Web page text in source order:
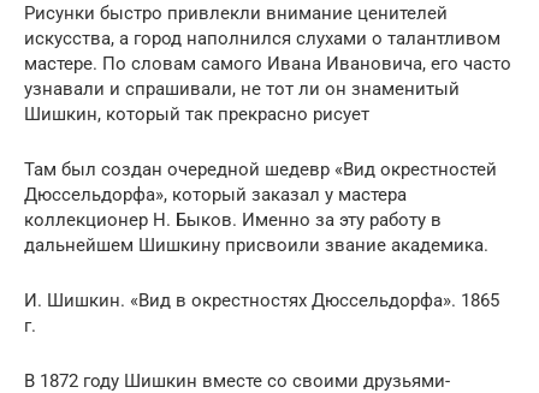
Рисунки быстро привлекли внимание ценителей
искусства, а город наполнился слухами о талантливом
мастере. По словам самого Ивана Ивановича, его часто
узнавали и спрашивали, не тот ли он знаменитый
Шишкин, который так прекрасно рисует
Там был создан очередной шедевр «Вид окрестностей
Дюссельдорфа», который заказал у мастера
коллекционер Н. Быков. Именно за эту работу в
дальнейшем Шишкину присвоили звание академика.
И. Шишкин. «Вид в окрестностях Дюссельдорфа». 1865
г.
В 1872 году Шишкин вместе со своими друзьями-